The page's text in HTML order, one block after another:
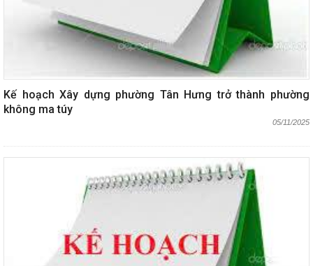
Kế hoạch Xây dựng phường Tân Hưng trở thành phường
không ma túy
05/11/2025